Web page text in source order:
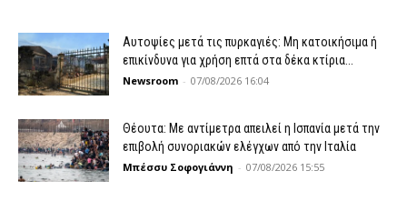
Αυτοψίες μετά τις πυρκαγιές: Μη κατοικήσιμα ή
επικίνδυνα για χρήση επτά στα δέκα κτίρια...
Newsroom - 07/08/2026 16:04
Θέουτα: Με αντίμετρα απειλεί η Ισπανία μετά την
επιβολή συνοριακών ελέγχων από την Ιταλία
Μπέσσυ Σοφογιάννη - 07/08/2026 15:55